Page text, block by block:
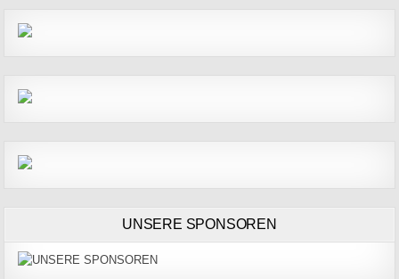
UNSERE SPONSOREN